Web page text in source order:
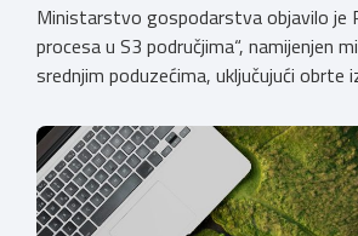
Ministarstvo gospodarstva objavilo je
procesa u S3 područjima“, namijenjen
srednjim poduzećima, uključujući obrte
uspješnije plasirati na tržište kroz
procesa. Poziv se provodi u okviru
Poziva je potaknuti uvođenje inovacija
organizacije poslovanja koje […]